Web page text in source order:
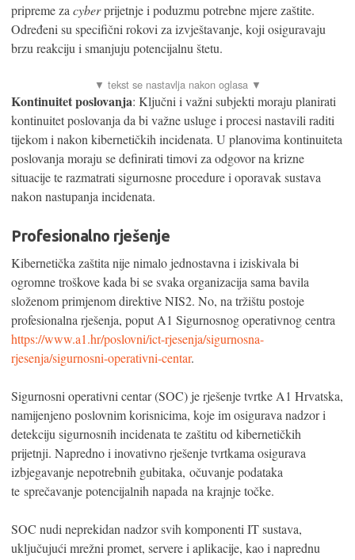
pripreme za cyberprijetnje i poduzmu potrebne mjere zaštite.
Određeni su specifični rokovi za izvještavanje, koji osiguravaju
brzu reakciju i smanjuju potencijalnu štetu.
Kontinuitet poslovanja: Ključni i važni subjekti moraju planirati
kontinuitet poslovanja da bi važne usluge i procesi nastavili raditi
tijekom i nakon kibernetičkih incidenata. U planovima kontinuiteta
poslovanja moraju se definirati timovi za odgovor na krizne
situacije te razmatrati sigurnosne procedure i oporavak sustava
nakon nastupanja incidenata.
Profesionalno rješenje
Kibernetička zaštita nije nimalo jednostavna i iziskivala bi
ogromne troškove kada bi se svaka organizacija sama bavila
složenom primjenom direktive NIS2. No, na tržištu postoje
profesionalna rješenja, poput A1 Sigurnosnog operativnog centra
https://www.a1.hr/poslovni/ict-rjesenja/sigurnosna-
rjesenja/sigurnosni-operativni-centar.
Sigurnosni operativni centar (SOC) je rješenje tvrtke A1 Hrvatska,
namijenjeno poslovnim korisnicima, koje im osigurava nadzor i
detekciju sigurnosnih incidenata te zaštitu od kibernetičkih
prijetnji. Napredno i inovativno rješenje tvrtkama osigurava
izbjegavanje nepotrebnih gubitaka, očuvanje podataka
te sprečavanje potencijalnih napada na krajnje točke.
SOC nudi neprekidan nadzor svih komponenti IT sustava,
uključujući mrežni promet, servere i aplikacije, kao i naprednu